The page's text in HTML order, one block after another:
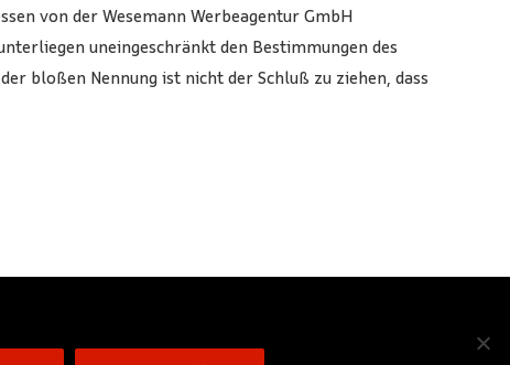
von der Wesemann Werbeagentur GmbH
uneingeschränkt den Bestimmungen des
bloßen Nennung ist nicht der Schluß zu ziehen, dass